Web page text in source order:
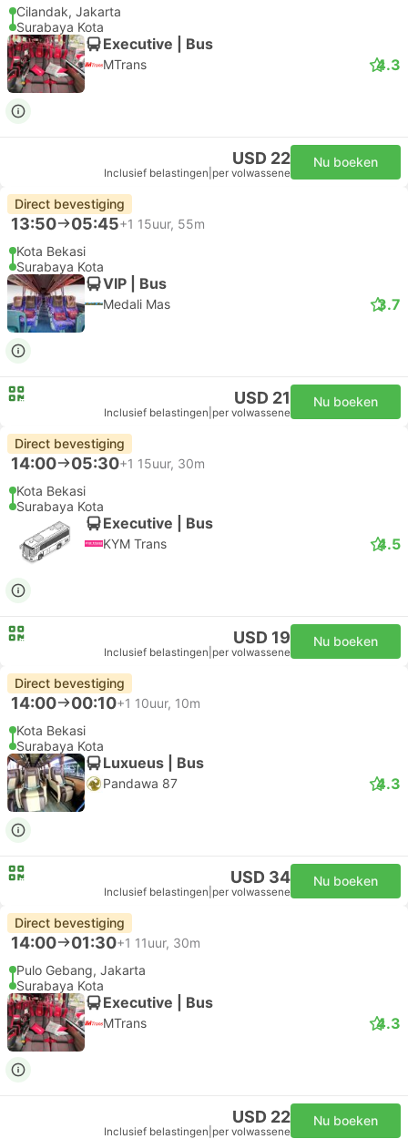
Cilandak, Jakarta
Surabaya Kota
Executive | Bus
MTrans 4.3
USD 22
Inclusief belastingen per volwassene
Nu boeken
Direct bevestiging
13:50 05:45+1 15uur, 55m
Kota Bekasi
Surabaya Kota
VIP | Bus
Medali Mas 3.7
USD 21
Inclusief belastingen per volwassene
Nu boeken
Direct bevestiging
14:00 05:30+1 15uur, 30m
Kota Bekasi
Surabaya Kota
Executive | Bus
KYM Trans 4.5
USD 19
Inclusief belastingen per volwassene
Nu boeken
Direct bevestiging
14:00 00:10+1 10uur, 10m
Kota Bekasi
Surabaya Kota
Luxueus | Bus
Pandawa 87 4.3
USD 34
Inclusief belastingen per volwassene
Nu boeken
Direct bevestiging
14:00 01:30+1 11uur, 30m
Pulo Gebang, Jakarta
Surabaya Kota
Executive | Bus
MTrans 4.3
USD 22
Inclusief belastingen per volwassene
Nu boeken